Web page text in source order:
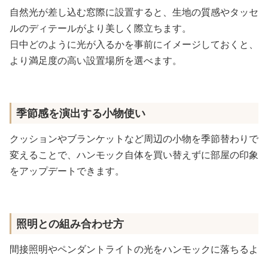
自然光が差し込む窓際に設置すると、生地の質感やタッセ
ルのディテールがより美しく際立ちます。
日中どのように光が入るかを事前にイメージしておくと、
より満足度の高い設置場所を選べます。
季節感を演出する小物使い
クッションやブランケットなど周辺の小物を季節替わりで
変えることで、ハンモック自体を買い替えずに部屋の印象
をアップデートできます。
照明との組み合わせ方
間接照明やペンダントライトの光をハンモックに落ちるよ